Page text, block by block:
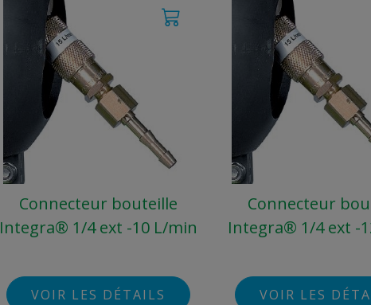
Connecteur bouteille
Integra® 1/4 ext -10 L/min
VOIR LES DÉTAILS
Connecteur
Integra® 1/4 ext -
VOIR LES